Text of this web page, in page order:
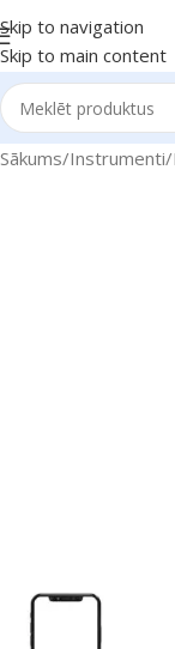
Skip to navigation
Skip to main content
Sākums/Instrumenti/